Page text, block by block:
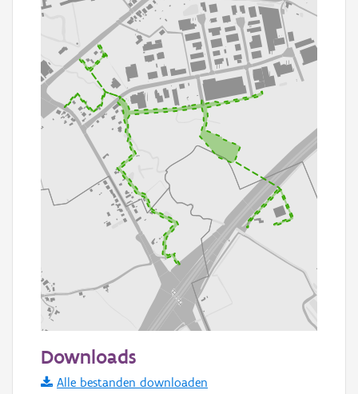
Informatie Vlaanderen
Downloads
Alle bestanden downloaden